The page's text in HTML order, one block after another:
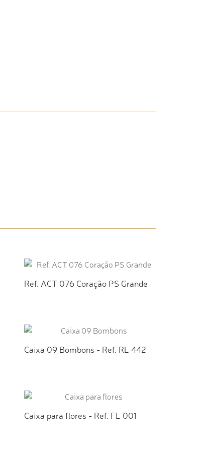
Ref. ACT 076 Coração PS Grande
Caixa 09 Bombons - Ref. RL 442
Caixa para flores - Ref. FL 001